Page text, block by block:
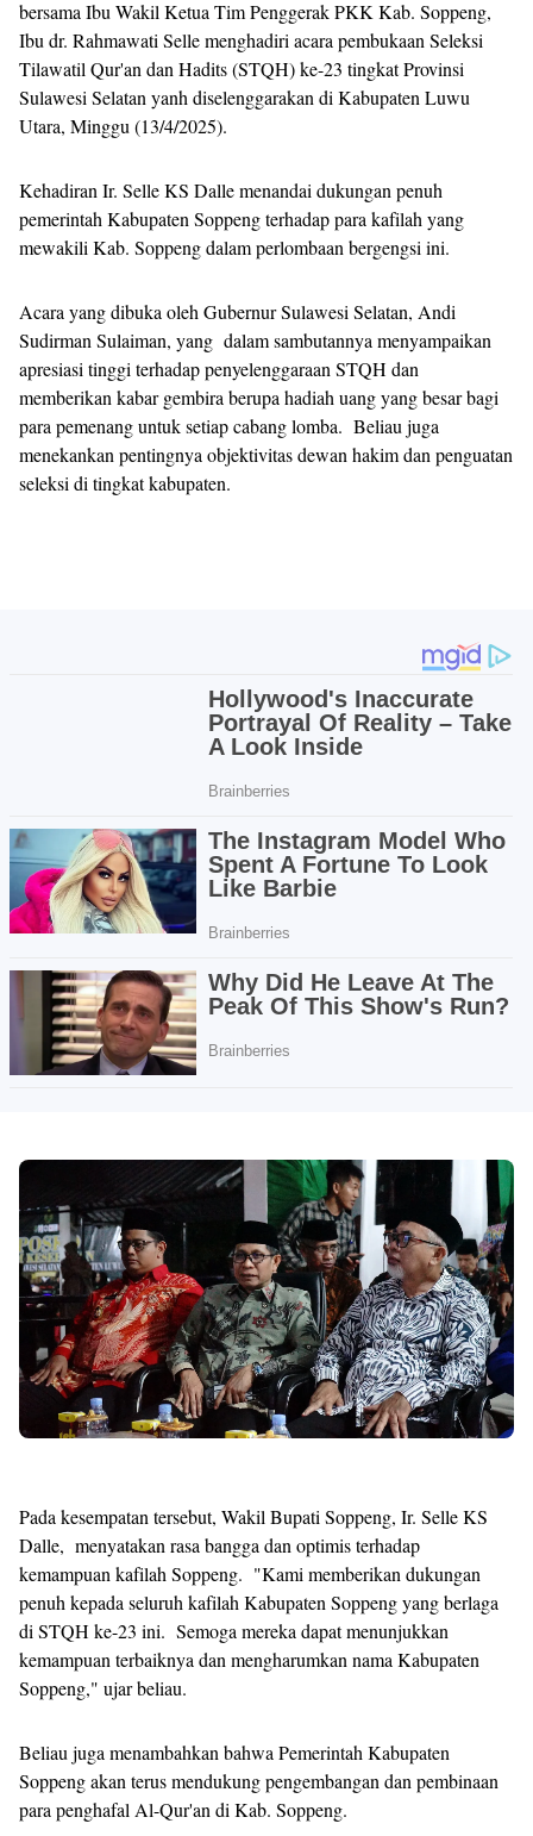
bersama Ibu Wakil Ketua Tim Penggerak PKK Kab. Soppeng,
Ibu dr. Rahmawati Selle menghadiri acara pembukaan Seleksi
Tilawatil Qur'an dan Hadits (STQH) ke-23 tingkat Provinsi
Sulawesi Selatan yanh diselenggarakan di Kabupaten Luwu
Utara, Minggu (13/4/2025).
Kehadiran Ir. Selle KS Dalle menandai dukungan penuh
pemerintah Kabupaten Soppeng terhadap para kafilah yang
mewakili Kab. Soppeng dalam perlombaan bergengsi ini.
Acara yang dibuka oleh Gubernur Sulawesi Selatan, Andi
Sudirman Sulaiman, yang dalam sambutannya menyampaikan
apresiasi tinggi terhadap penyelenggaraan STQH dan
memberikan kabar gembira berupa hadiah uang yang besar bagi
para pemenang untuk setiap cabang lomba. Beliau juga
menekankan pentingnya objektivitas dewan hakim dan penguatan
seleksi di tingkat kabupaten.
Pada kesempatan tersebut, Wakil Bupati Soppeng, Ir. Selle KS
Dalle, menyatakan rasa bangga dan optimis terhadap
kemampuan kafilah Soppeng. "Kami memberikan dukungan
penuh kepada seluruh kafilah Kabupaten Soppeng yang berlaga
di STQH ke-23 ini. Semoga mereka dapat menunjukkan
kemampuan terbaiknya dan mengharumkan nama Kabupaten
Soppeng," ujar beliau.
Beliau juga menambahkan bahwa Pemerintah Kabupaten
Soppeng akan terus mendukung pengembangan dan pembinaan
para penghafal Al-Qur'an di Kab. Soppeng.